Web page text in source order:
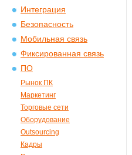
Интеграция
Безопасность
Мобильная связь
Фиксированная связь
ПО
Рынок ПК
Маркетинг
Торговые сети
Оборудование
Outsourcing
Кадры